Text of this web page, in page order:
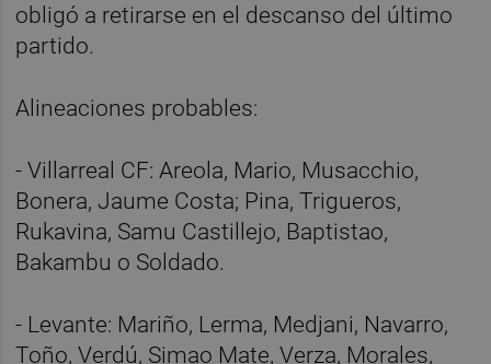
obligó a retirarse en el descanso del último
partido.
Alineaciones probables:
- Villarreal CF: Areola, Mario, Musacchio,
Bonera, Jaume Costa; Pina, Trigueros,
Rukavina, Samu Castillejo, Baptistao,
Bakambu o Soldado.
- Levante: Mariño, Lerma, Medjani, Navarro,
Toño, Verdú, Simao Mate, Verza, Morales,